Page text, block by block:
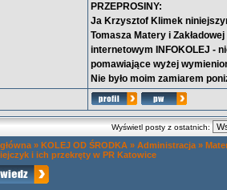
PRZEPROSINY:
Ja Krzysztof Klimek
Tomasza Matery i
internetowym INFOKOLEJ -
pomawiające wyżej
Nie było moim zamiarem
Wyświetl posty z ostatnich:
» KOLEJ OD ŚRODKA » Administracja »
i ich przekręty w PR Katowice